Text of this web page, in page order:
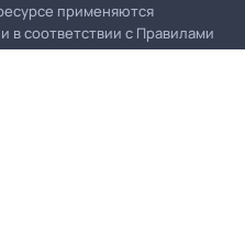
применяются
в соответствии с Правилами